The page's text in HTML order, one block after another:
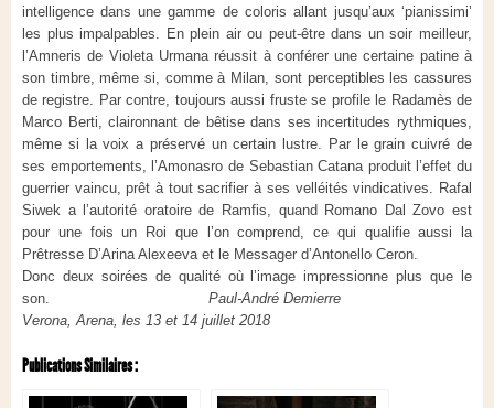
intelligence dans une gamme de coloris allant jusqu’aux ‘pianissimi’
les plus impalpables. En plein air ou peut-être dans un soir meilleur,
l’Amneris de Violeta Urmana réussit à conférer une certaine patine à
son timbre, même si, comme à Milan, sont perceptibles les cassures
de registre. Par contre, toujours aussi fruste se profile le Radamès de
Marco Berti, claironnant de bêtise dans ses incertitudes rythmiques,
même si la voix a préservé un certain lustre. Par le grain cuivré de
ses emportements, l’Amonasro de Sebastian Catana produit l’effet du
guerrier vaincu, prêt à tout sacrifier à ses velléités vindicatives. Rafal
Siwek a l’autorité oratoire de Ramfis, quand Romano Dal Zovo est
pour une fois un Roi que l’on comprend, ce qui qualifie aussi la
Prêtresse D’Arina Alexeeva et le Messager d’Antonello Ceron.
Donc deux soirées de qualité où l’image impressionne plus que le
son. Paul-André Demierre
Verona, Arena, les 13 et 14 juillet 2018
Publications Similaires :